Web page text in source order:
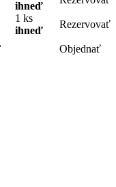
ihneď
1 ks
ihneď
Rezervovať
Objednať